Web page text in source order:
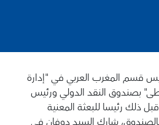
قسم المغرب العربي في "إدارة
بصندوق النقد الدولي ورئيس
ذلك رئيسا للبعثة المعنية